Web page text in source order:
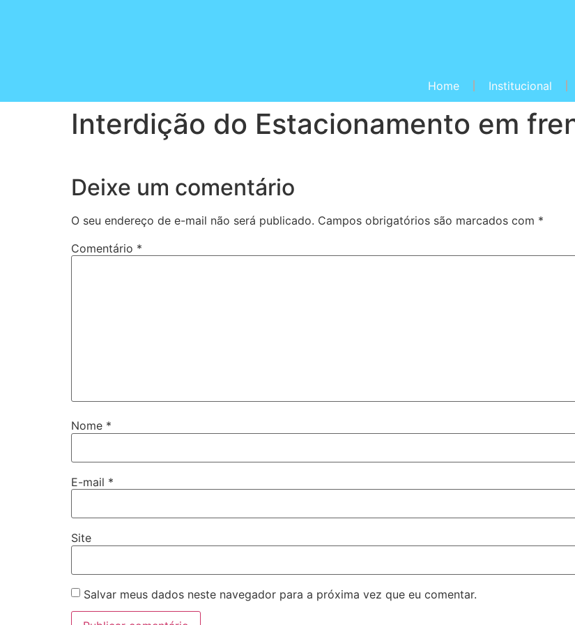
Home
Institucional
Interdição do Estacionamento em
Deixe um comentário
O seu endereço de e-mail não será publicado. Campos obrigatórios são marcados com *
Comentário *
Nome *
E-mail *
Site
Salvar meus dados neste navegador para a próxima vez que eu comentar.